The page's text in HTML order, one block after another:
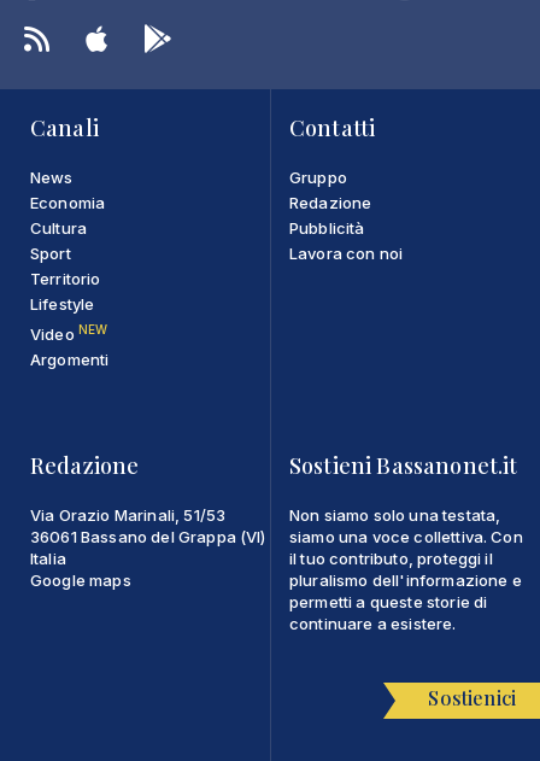
Canali
News
Economia
Cultura
Sport
Territorio
Lifestyle
Video NEW
Argomenti
Contatti
Gruppo
Redazione
Pubblicità
Lavora con noi
Redazione
Via Orazio Marinali, 51/53
36061 Bassano del Grappa (VI)
Italia
Google maps
Sostieni Bassanonet.it
Non siamo solo una testata,
siamo una voce collettiva. Con
il tuo contributo, proteggi il
pluralismo dell'informazione e
permetti a queste storie di
continuare a esistere.
Sostienici